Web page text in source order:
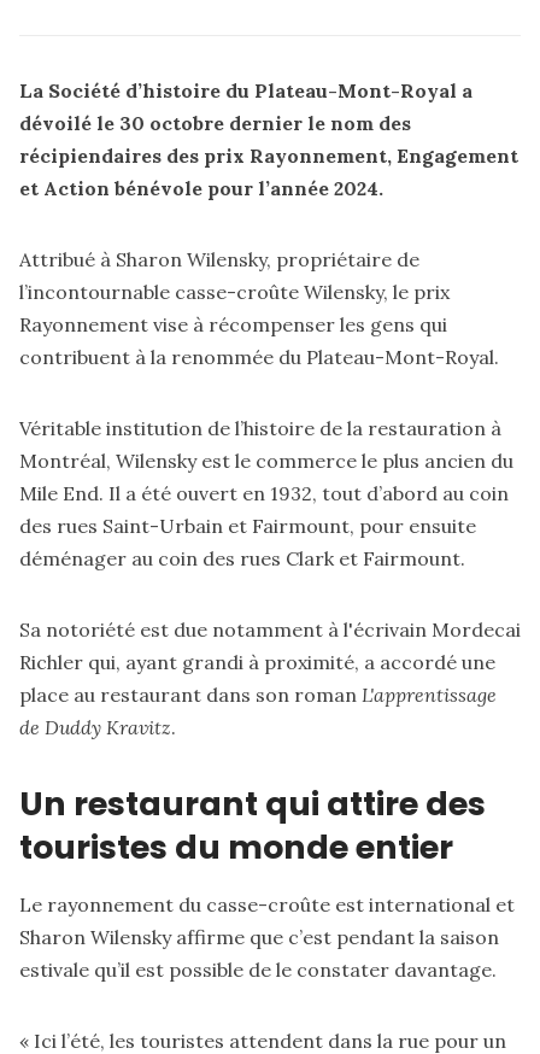
La Société d’histoire du Plateau-Mont-Royal a
dévoilé le 30 octobre dernier le nom des
récipiendaires des prix Rayonnement, Engagement
et Action bénévole pour l’année 2024.
Attribué à Sharon Wilensky, propriétaire de
l’incontournable casse-croûte Wilensky, le prix
Rayonnement vise à récompenser les gens qui
contribuent à la renommée du Plateau-Mont-Royal.
Véritable institution de l’histoire de la restauration à
Montréal, Wilensky est le commerce le plus ancien du
Mile End. Il a été ouvert en 1932, tout d’abord au coin
des rues Saint-Urbain et Fairmount, pour ensuite
déménager au coin des rues Clark et Fairmount.
Sa notoriété est due notamment à l'écrivain Mordecai
Richler qui, ayant grandi à proximité, a accordé une
place au restaurant dans son roman L'apprentissage
de Duddy Kravitz.
Un restaurant qui attire des
touristes du monde entier
Le rayonnement du casse-croûte est international et
Sharon Wilensky affirme que c’est pendant la saison
estivale qu’il est possible de le constater davantage.
« Ici l’été, les touristes attendent dans la rue pour un